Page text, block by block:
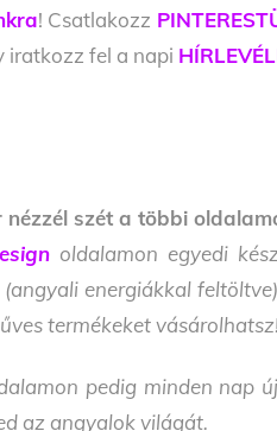
! Csatlakozz
iratkozz fel a napi
nézzél szét a többi
oldalamon egyedi
energiákkal
termékeket
pedig minden nap
az angyalok világát.